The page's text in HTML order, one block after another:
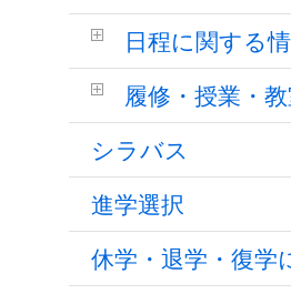
日程に関する
履修・授業・
シラバス
進学選択
休学・退学・復学